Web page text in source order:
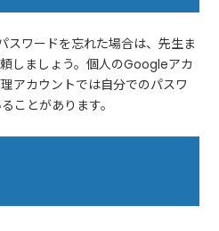
ワードを忘れた場合は、先生ま
しましょう。個人のGoogleアカ
アカウントでは自分でのパスワ
ことがあります。